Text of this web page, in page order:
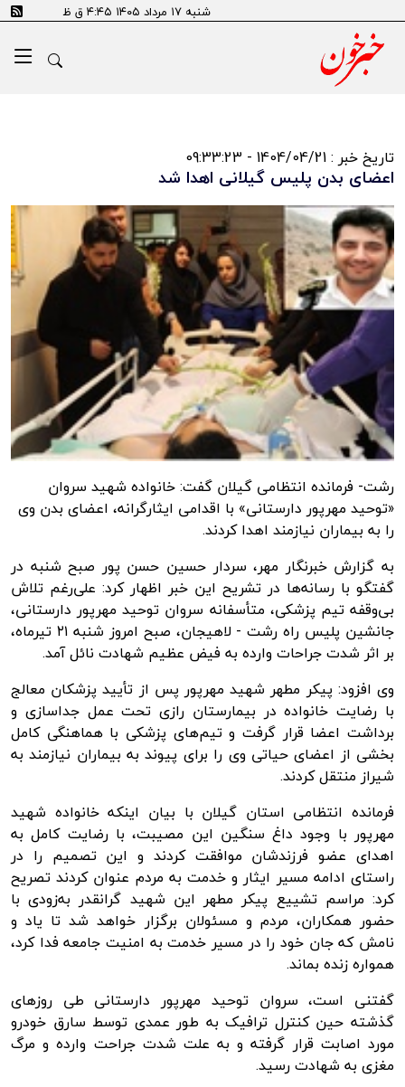
شنبه ۱۷ مرداد ۱۴۰۵ ۴:۴۵ ق ظ
تاریخ خبر : 1404/04/21 - 09:33:23
اعضای بدن پلیس گیلانی اهدا شد
رشت- فرمانده انتظامی گیلان گفت: خانواده شهید سروان
«توحید مهرپور دارستانی» با اقدامی ایثارگرانه، اعضای بدن وی
را به بیماران نیازمند اهدا کردند.
به گزارش خبرنگار مهر، سردار حسین حسن پور صبح شنبه در
گفتگو با رسانه‌ها در تشریح این خبر اظهار کرد: علی‌رغم تلاش
بی‌وقفه تیم پزشکی، متأسفانه سروان توحید مهرپور دارستانی،
جانشین پلیس راه رشت - لاهیجان، صبح امروز شنبه ۲۱ تیرماه،
بر اثر شدت جراحات وارده به فیض عظیم شهادت نائل آمد.
وی افزود: پیکر مطهر شهید مهرپور پس از تأیید پزشکان معالج
با رضایت خانواده در بیمارستان رازی تحت عمل جداسازی و
برداشت اعضا قرار گرفت و تیم‌های پزشکی با هماهنگی کامل
بخشی از اعضای حیاتی وی را برای پیوند به بیماران نیازمند به
شیراز منتقل کردند.
فرمانده انتظامی استان گیلان با بیان اینکه خانواده شهید
مهرپور با وجود داغ سنگین این مصیبت، با رضایت کامل به
اهدای عضو فرزندشان موافقت کردند و این تصمیم را در
راستای ادامه مسیر ایثار و خدمت به مردم عنوان کردند تصریح
کرد: مراسم تشییع پیکر مطهر این شهید گرانقدر به‌زودی با
حضور همکاران، مردم و مسئولان برگزار خواهد شد تا یاد و
نامش که جان خود را در مسیر خدمت به امنیت جامعه فدا کرد،
همواره زنده بماند.
گفتنی است، سروان توحید مهرپور دارستانی طی روزهای
گذشته حین کنترل ترافیک به طور عمدی توسط سارق خودرو
مورد اصابت قرار گرفته و به علت شدت جراحت وارده و مرگ
مغزی به شهادت رسید.